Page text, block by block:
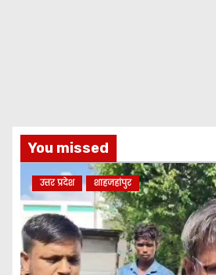
You missed
उत्तर प्रदेश शाहजहांपुर